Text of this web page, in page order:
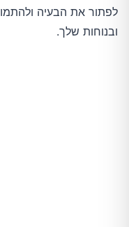
לפתור את הבעיה
ובנוחות שלך.